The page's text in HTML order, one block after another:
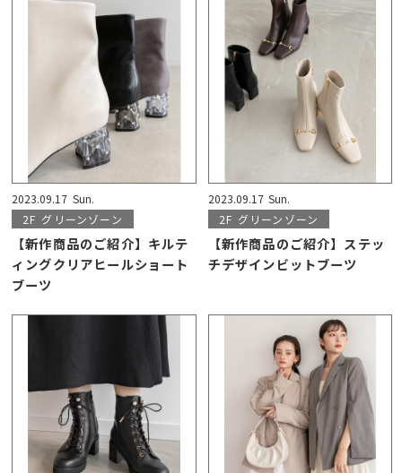
2023.09.17 Sun.
2F グリーンゾーン
【新作商品のご紹介】キルテ
ィングクリアヒールショート
ブーツ
2023.09.17 Sun.
2F グリーンゾーン
【新作商品のご紹介】ステッ
チデザインビットブーツ